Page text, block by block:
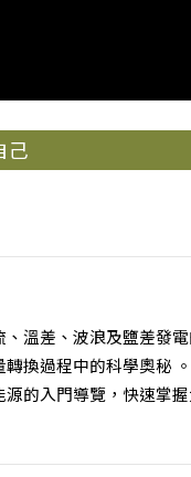
己
溫差、波浪及鹽差發
換過程中的科學奧秘
的入門導覽，快速掌